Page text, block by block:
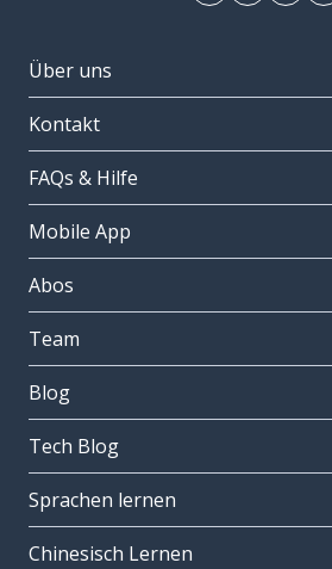
Über uns
Kontakt
FAQs & Hilfe
Mobile App
Abos
Team
Blog
Tech Blog
Sprachen lernen
Chinesisch Lernen